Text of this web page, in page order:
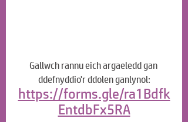
Gallwch rannu eich argaeledd gan
ddefnyddio'r ddolen ganlynol:
https://forms.gle/ra1Bdfk
EntdbFx5RA